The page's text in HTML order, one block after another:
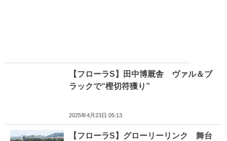
【フローラS】田中博厩舎 ヴァル＆ブ
ラックで“樫切符獲り”
2025年4月23日 05:13
【フローラS】グローリーリンク 舞台